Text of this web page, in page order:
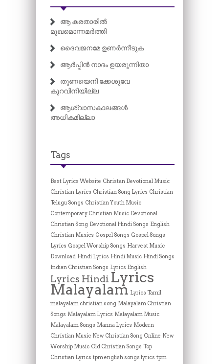
ആ കരതാരിൽ
മുഖമൊന്നമർത്തി
ദൈവജനമേ ഉണർന്നീടുക
ആർപ്പിൻ നാദം ഉയരുന്നിതാ
തുണയെനി ക്കേശുവേ
കുറവിനിയില്ല
ആശ്വാസകാലങ്ങൾ
അധികമില്ലാ
Tags
Best Lyrics Website Christan Devotional Music
Christian Lyrics Christian Song Lyrics Christian
Telugu Songs Christian Youth Music
Contemporary Christian Music Devotional
Christian Song Devotional Hindi Songs English
Christian Musics Gospel Songs Gospel Songs
Lyrics Gospel Worship Songs Harvest Music
Download Hindi Lyrics Hindi Music Hindi Songs
Indian Christian Songs Lyrics English
Lyrics Hindi Lyrics
Malayalam Lyrics Tamil
malayalam christian song Malayalam Christian
Songs Malayalam Lyrics Malayalam Music
Malayalam Songs Manna Lyrics Modern
Christian Music New Christian Song Online New
Worship Music Old Christian Songs Top
Christian Lyrics tpm english songs lyrics tpm